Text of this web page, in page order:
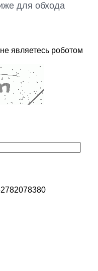
для обхода
являетесь роботом